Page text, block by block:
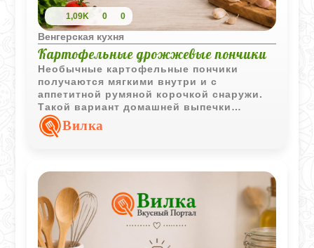
1,09K 0 0
Венгерская кухня
Картофельные дрожжевые пончики
Необычные картофельные пончики
получаются мягкими внутри и с
аппетитной румяной корочкой снаружи.
Такой вариант домашней выпечки
отлично подходит как для завтрака, так и
для перекуса.
Вилка